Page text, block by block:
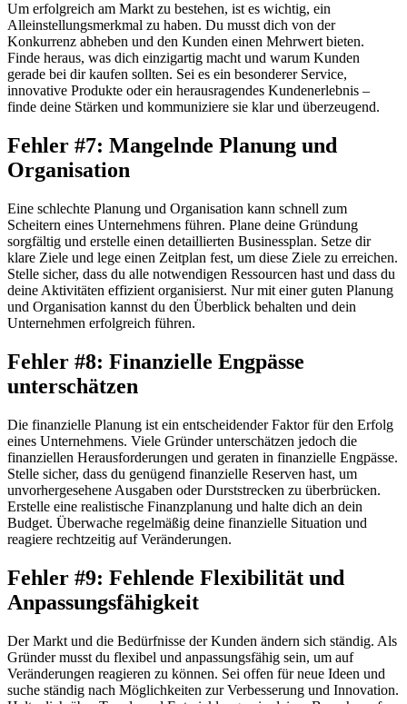
Um erfolgreich am Markt zu bestehen, ist es wichtig, ein
Alleinstellungsmerkmal zu haben. Du musst dich von der
Konkurrenz abheben und den Kunden einen Mehrwert bieten.
Finde heraus, was dich einzigartig macht und warum Kunden
gerade bei dir kaufen sollten. Sei es ein besonderer Service,
innovative Produkte oder ein herausragendes Kundenerlebnis –
finde deine Stärken und kommuniziere sie klar und überzeugend.
Fehler #7: Mangelnde Planung und
Organisation
Eine schlechte Planung und Organisation kann schnell zum
Scheitern eines Unternehmens führen. Plane deine Gründung
sorgfältig und erstelle einen detaillierten Businessplan. Setze dir
klare Ziele und lege einen Zeitplan fest, um diese Ziele zu erreichen.
Stelle sicher, dass du alle notwendigen Ressourcen hast und dass du
deine Aktivitäten effizient organisierst. Nur mit einer guten Planung
und Organisation kannst du den Überblick behalten und dein
Unternehmen erfolgreich führen.
Fehler #8: Finanzielle Engpässe
unterschätzen
Die finanzielle Planung ist ein entscheidender Faktor für den Erfolg
eines Unternehmens. Viele Gründer unterschätzen jedoch die
finanziellen Herausforderungen und geraten in finanzielle Engpässe.
Stelle sicher, dass du genügend finanzielle Reserven hast, um
unvorhergesehene Ausgaben oder Durststrecken zu überbrücken.
Erstelle eine realistische Finanzplanung und halte dich an dein
Budget. Überwache regelmäßig deine finanzielle Situation und
reagiere rechtzeitig auf Veränderungen.
Fehler #9: Fehlende Flexibilität und
Anpassungsfähigkeit
Der Markt und die Bedürfnisse der Kunden ändern sich ständig. Als
Gründer musst du flexibel und anpassungsfähig sein, um auf
Veränderungen reagieren zu können. Sei offen für neue Ideen und
suche ständig nach Möglichkeiten zur Verbesserung und Innovation.